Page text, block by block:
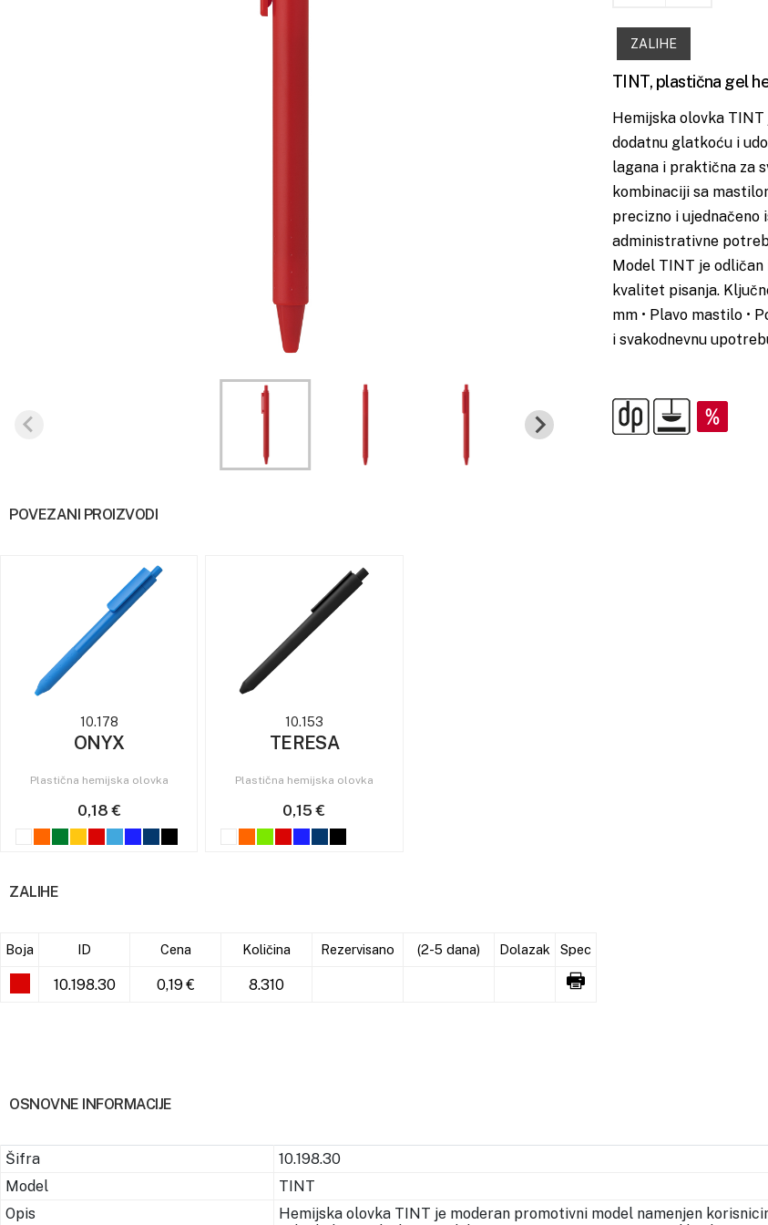
ZALIHE
TINT, plastična gel
Hemijska olovka
dodatnu glatkoću i
lagana i praktična za
kombinaciji sa
precizno i ujednačeno
administrativne
Model TINT je
kvalitet pisanja.
mm • Plavo mastilo •
i svakodnevnu
POVEZANI PROIZVODI
10.178
ONYX
Plastična hemijska olovka
0,18 €
10.153
TERESA
Plastična hemijska olovka
0,15 €
ZALIHE
Boja ID Cena Količina Rezervisano (2-5 dana) Dolazak Spec
10.198.30 0,19 € 8.310
OSNOVNE INFORMACIJE
Šifra
10.198.30
Model
TINT
Opis
Hemijska olovka TINT je moderan promotivni model namenjen